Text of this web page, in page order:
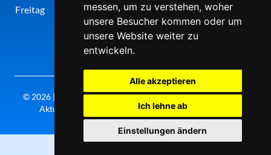
messen, um zu verstehen, woher
unsere Besucher kommen oder um
unsere Website weiter zu
entwickeln.
Alle akzeptieren
Ich lehne ab
Einstellungen ändern
Freitag
09:00 Uhr - 12:00 Uhr
© 2026 | Theatergemeinde metropole ruhr | 2026/27 | Letzte
Aktualisierung: Freitag, 07. August 2026, 20:30 Uhr